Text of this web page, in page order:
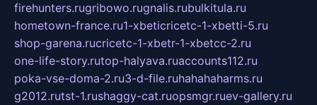
firehunters.rugribowo.rugnalis.rubulkitula.ru
hometown-france.ru1-xbeticricetc-1-xbetti-5.ru
shop-garena.rucricetc-1-xbetr-1-xbetcc-2.ru
one-life-story.rutop-halyava.ruaccounts112.ru
poka-vse-doma-2.ru3-d-file.ruhahahaharms.ru
g2012.rutst-1.rushaggy-cat.ruopsmgr.ruev-gallery.ru